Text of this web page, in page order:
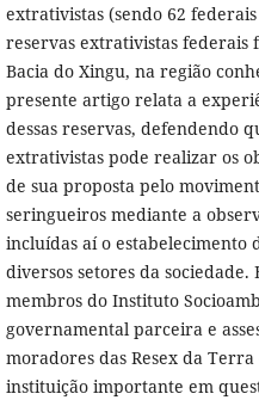
extrativistas (sendo 62
reservas extrativistas federais
Bacia do Xingu, na região
presente artigo relata a
dessas reservas, defendendo
extrativistas pode realizar os
de sua proposta pelo
seringueiros mediante a
incluídas aí o estabelecimento
diversos setores da
membros do Instituto
governamental parceira e
moradores das Resex da
instituição importante em